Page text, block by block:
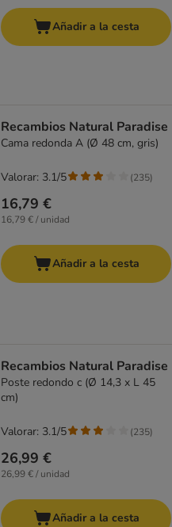
Añadir a la cesta
Recambios Natural Paradise
Cama redonda A (Ø 48 cm, gris)
16,79 €
16,79 € / unidad
Valorar: 3.1/5 (235)
Añadir a la cesta
Recambios Natural Paradise
Poste redondo c (Ø 14,3 x L 45
cm)
26,99 €
26,99 € / unidad
Valorar: 3.1/5 (235)
Añadir a la cesta